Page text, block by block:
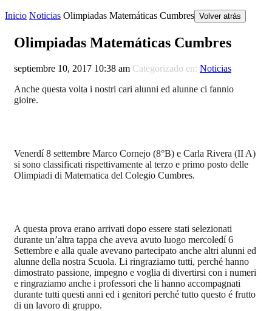
Inicio Noticias Olimpiadas Matemáticas Cumbres Volver atrás
Olimpiadas Matemáticas Cumbres
septiembre 10, 2017 10:38 am Categorizado en: Noticias
Anche questa volta i nostri cari alunni ed alunne ci fannio
gioire.
Venerdí 8 settembre Marco Cornejo (8°B) e Carla Rivera (II A)
si sono classificati rispettivamente al terzo e primo posto delle
Olimpiadi di Matematica del Colegio Cumbres.
A questa prova erano arrivati dopo essere stati selezionati
durante un’altra tappa che aveva avuto luogo mercoledí 6
Settembre e alla quale avevano partecipato anche altri alunni ed
alunne della nostra Scuola. Li ringraziamo tutti, perché hanno
dimostrato passione, impegno e voglia di divertirsi con i numeri
e ringraziamo anche i professori che li hanno accompagnati
durante tutti questi anni ed i genitori perché tutto questo é frutto
di un lavoro di gruppo.